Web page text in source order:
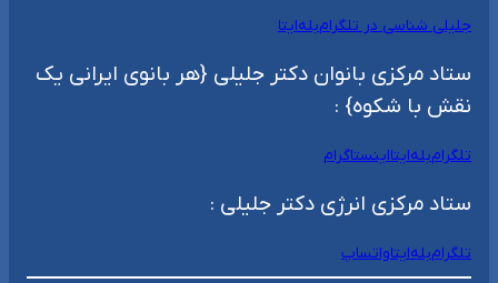
جلیلی شناسی در تلگرامبلهایتا
ستاد مرکزی بانوان دکتر جلیلی {هر بانوی ایرانی یک
نقش با شکوه} :
تلگرامبلهایتااینستاگرام
ستاد مرکزی انرژی دکتر جلیلی :
تلگرامبلهایتاواتساپ